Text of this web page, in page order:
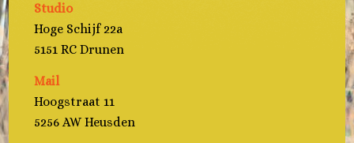
Studio
Hoge Schijf 22a
5151 RC Drunen
Mail
Hoogstraat 11
5256 AW Heusden